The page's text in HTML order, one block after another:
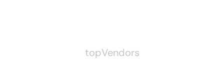
topVendors